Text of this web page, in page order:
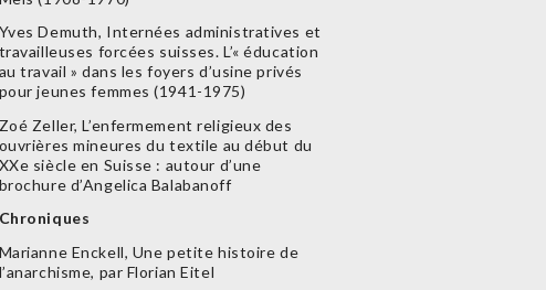
Yves Demuth, Internées administratives et
travailleuses forcées suisses. L’« éducation
au travail » dans les foyers d’usine privés
pour jeunes femmes (1941-1975)
Zoé Zeller, L’enfermement religieux des
ouvrières mineures du textile au début du
XXe siècle en Suisse : autour d’une
brochure d’Angelica Balabanoff
Chroniques
Marianne Enckell, Une petite histoire de
l’anarchisme, par Florian Eitel